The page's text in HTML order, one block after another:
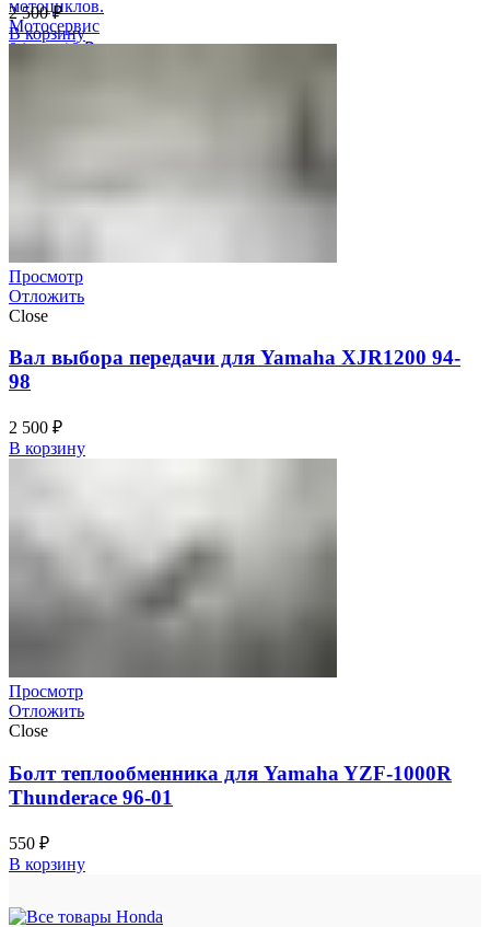
0items / 0₽
2 500₽
В корзину
Просмотр
Отложить
Close
Вал выбора передачи для Yamaha XJR1200 94-
98
2 500 ₽
В корзину
Просмотр
Отложить
Close
Болт теплообменника для Yamaha YZF-1000R
Thunderace 96-01
550 ₽
В корзину